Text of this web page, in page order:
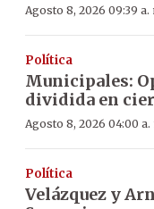
Agosto 8, 2026 09:39 a.
Política
Municipales:
dividida en
Agosto 8, 2026 04:00 a.
Política
Velázquez y